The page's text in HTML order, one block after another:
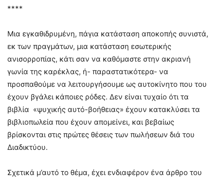
****
Μια εγκαθιδρυμένη, πάγια κατάσταση αποκοπής συνιστά,
εκ των πραγμάτων, μια κατάσταση εσωτερικής
ανισορροπίας, κάτι σαν να καθόμαστε στην ακριανή
γωνία της καρέκλας, ή- παραστατικότερα- να
προσπαθούμε να λειτουργήσουμε ως αυτοκίνητο που του
έχουν βγάλει κάποιες ρόδες. Δεν είναι τυχαίο ότι τα
βιβλία «ψυχικής αυτό-βοήθειας» έχουν κατακλύσει τα
βιβλιοπωλεία που έχουν απομείνει, και βεβαίως
βρίσκονται στις πρώτες θέσεις των πωλήσεων διά του
Διαδικτύου.
Σχετικά μ’αυτό το θέμα, έχει ενδιαφέρον ένα άρθρο του